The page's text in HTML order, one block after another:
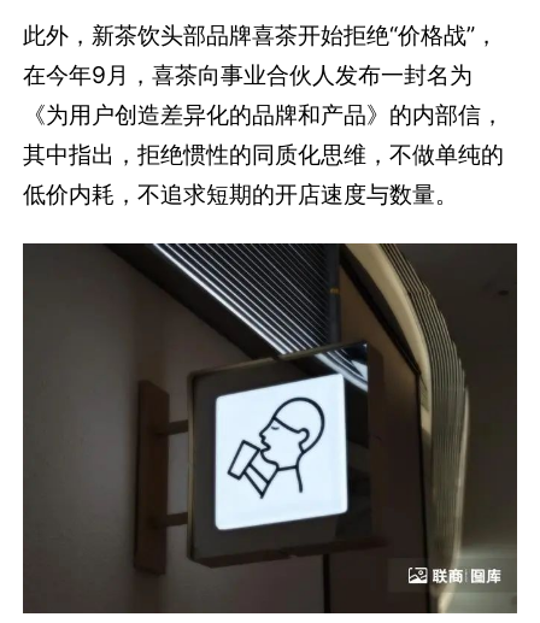
此外，新茶饮头部品牌喜茶开始拒绝“价格战”，
在今年9月，喜茶向事业合伙人发布一封名为
《为用户创造差异化的品牌和产品》的内部信，
其中指出，拒绝惯性的同质化思维，不做单纯的
低价内耗，不追求短期的开店速度与数量。